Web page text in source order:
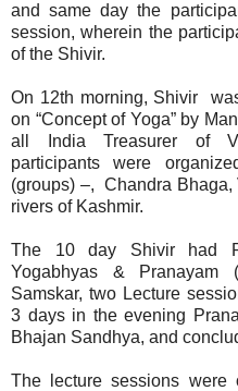
and same day the
session, wherein the
of the Shivir.
On 12th morning, Shivir
on “Concept of Yoga” by
all India Treasurer of
participants were
(groups) –, Chandra
rivers of Kashmir.
The 10 day Shivir had
Yogabhyas & Pranayam
Samskar, two Lecture
3 days in the evening
Bhajan Sandhya, and
The lecture sessions